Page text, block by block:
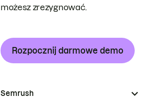
możesz zrezygnować.
Rozpocznij darmowe demo
Semrush